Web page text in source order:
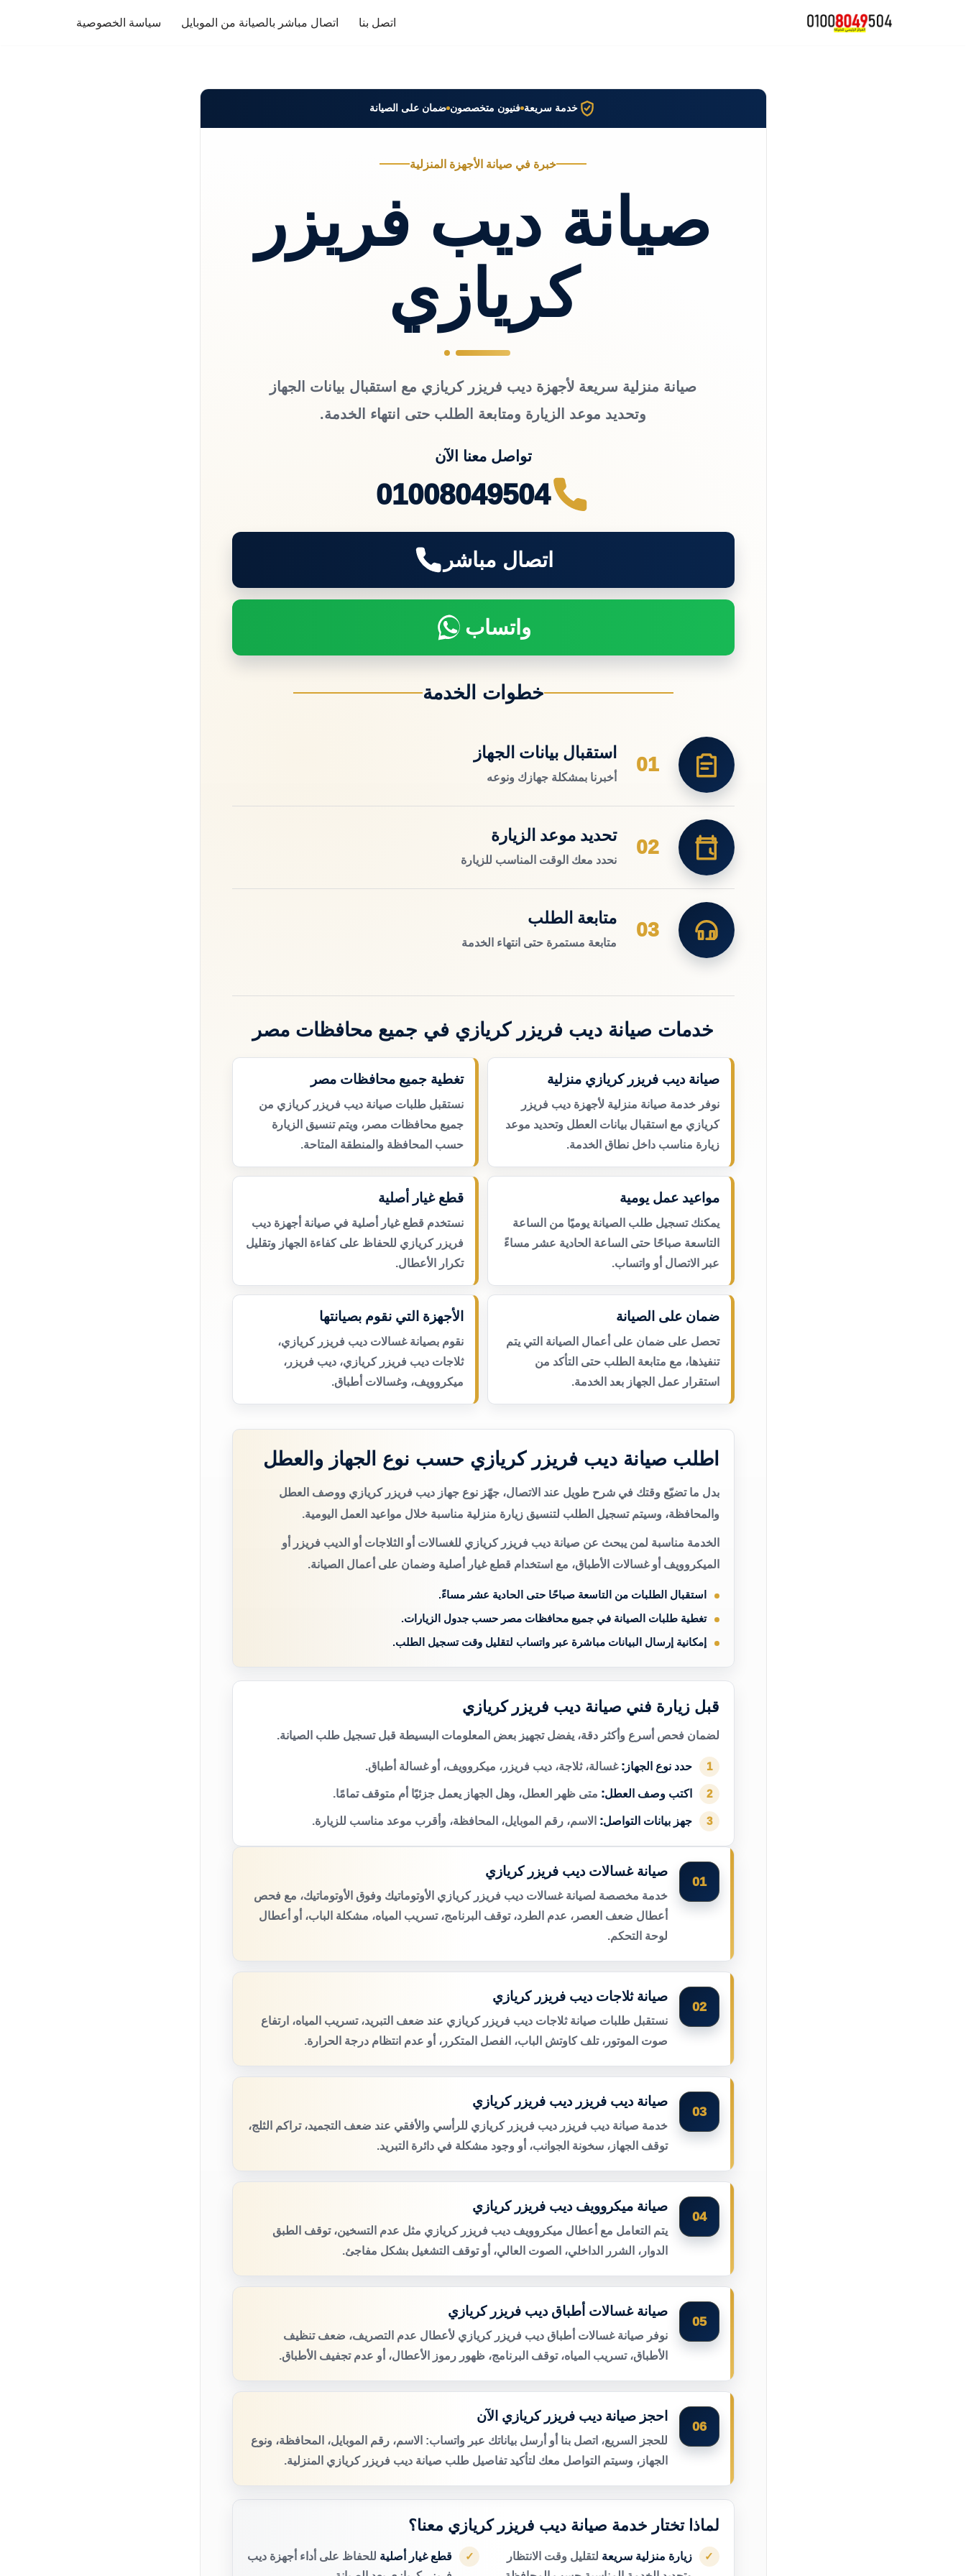
اتصل بنا اتصال مباشر بالصيانة من الموبايل سياسة الخصوصية
خدمة سريعة فنيون متخصصون ضمان على الصيانة
خبرة في صيانة الأجهزة المنزلية
صيانة ديب فريزر
كريازي
صيانة منزلية سريعة لأجهزة ديب فريزر كريازي مع استقبال بيانات الجهاز
وتحديد موعد الزيارة ومتابعة الطلب حتى انتهاء الخدمة.
تواصل معنا الآن
01008049504
اتصال مباشر
واتساب
خطوات الخدمة
01
استقبال بيانات الجهاز
أخبرنا بمشكلة جهازك ونوعه
02
تحديد موعد الزيارة
نحدد معك الوقت المناسب للزيارة
03
متابعة الطلب
متابعة مستمرة حتى انتهاء الخدمة
خدمات صيانة ديب فريزر كريازي في جميع محافظات مصر
صيانة ديب فريزر كريازي منزلية
نوفر خدمة صيانة منزلية لأجهزة ديب فريزر
كريازي مع استقبال بيانات العطل وتحديد موعد
زيارة مناسب داخل نطاق الخدمة.
تغطية جميع محافظات مصر
نستقبل طلبات صيانة ديب فريزر كريازي من
جميع محافظات مصر، ويتم تنسيق الزيارة
حسب المحافظة والمنطقة المتاحة.
مواعيد عمل يومية
يمكنك تسجيل طلب الصيانة يوميًا من الساعة
التاسعة صباحًا حتى الساعة الحادية عشر مساءً
عبر الاتصال أو واتساب.
قطع غيار أصلية
نستخدم قطع غيار أصلية في صيانة أجهزة ديب
فريزر كريازي للحفاظ على كفاءة الجهاز وتقليل
تكرار الأعطال.
ضمان على الصيانة
تحصل على ضمان على أعمال الصيانة التي يتم
تنفيذها، مع متابعة الطلب حتى التأكد من
استقرار عمل الجهاز بعد الخدمة.
الأجهزة التي نقوم بصيانتها
نقوم بصيانة غسالات ديب فريزر كريازي،
ثلاجات ديب فريزر كريازي، ديب فريزر،
ميكروويف، وغسالات أطباق.
اطلب صيانة ديب فريزر كريازي حسب نوع الجهاز والعطل
بدل ما تضيّع وقتك في شرح طويل عند الاتصال، جهّز نوع جهاز ديب فريزر كريازي ووصف العطل
والمحافظة، وسيتم تسجيل الطلب لتنسيق زيارة منزلية مناسبة خلال مواعيد العمل اليومية.
الخدمة مناسبة لمن يبحث عن صيانة ديب فريزر كريازي للغسالات أو الثلاجات أو الديب فريزر أو
الميكروويف أو غسالات الأطباق، مع استخدام قطع غيار أصلية وضمان على أعمال الصيانة.
استقبال الطلبات من التاسعة صباحًا حتى الحادية عشر مساءً.
تغطية طلبات الصيانة في جميع محافظات مصر حسب جدول الزيارات.
إمكانية إرسال البيانات مباشرة عبر واتساب لتقليل وقت تسجيل الطلب.
قبل زيارة فني صيانة ديب فريزر كريازي
لضمان فحص أسرع وأكثر دقة، يفضل تجهيز بعض المعلومات البسيطة قبل تسجيل طلب الصيانة.
1 حدد نوع الجهاز: غسالة، ثلاجة، ديب فريزر، ميكروويف، أو غسالة أطباق.
2 اكتب وصف العطل: متى ظهر العطل، وهل الجهاز يعمل جزئيًا أم متوقف تمامًا.
3 جهز بيانات التواصل: الاسم، رقم الموبايل، المحافظة، وأقرب موعد مناسب للزيارة.
01
صيانة غسالات ديب فريزر كريازي
خدمة مخصصة لصيانة غسالات ديب فريزر كريازي الأوتوماتيك وفوق الأوتوماتيك، مع فحص
أعطال ضعف العصر، عدم الطرد، توقف البرنامج، تسريب المياه، مشكلة الباب، أو أعطال
لوحة التحكم.
02
صيانة ثلاجات ديب فريزر كريازي
نستقبل طلبات صيانة ثلاجات ديب فريزر كريازي عند ضعف التبريد، تسريب المياه، ارتفاع
صوت الموتور، تلف كاوتش الباب، الفصل المتكرر، أو عدم انتظام درجة الحرارة.
03
صيانة ديب فريزر ديب فريزر كريازي
خدمة صيانة ديب فريزر ديب فريزر كريازي للرأسي والأفقي عند ضعف التجميد، تراكم الثلج،
توقف الجهاز، سخونة الجوانب، أو وجود مشكلة في دائرة التبريد.
04
صيانة ميكروويف ديب فريزر كريازي
يتم التعامل مع أعطال ميكروويف ديب فريزر كريازي مثل عدم التسخين، توقف الطبق
الدوار، الشرر الداخلي، الصوت العالي، أو توقف التشغيل بشكل مفاجئ.
05
صيانة غسالات أطباق ديب فريزر كريازي
نوفر صيانة غسالات أطباق ديب فريزر كريازي لأعطال عدم التصريف، ضعف تنظيف
الأطباق، تسريب المياه، توقف البرنامج، ظهور رموز الأعطال، أو عدم تجفيف الأطباق.
06
احجز صيانة ديب فريزر كريازي الآن
للحجز السريع، اتصل بنا أو أرسل بياناتك عبر واتساب: الاسم، رقم الموبايل، المحافظة، ونوع
الجهاز، وسيتم التواصل معك لتأكيد تفاصيل طلب صيانة ديب فريزر كريازي المنزلية.
لماذا تختار خدمة صيانة ديب فريزر كريازي معنا؟
✓ زيارة منزلية سريعة لتقليل وقت الانتظار
✓ قطع غيار أصلية للحفاظ على أداء أجهزة ديب